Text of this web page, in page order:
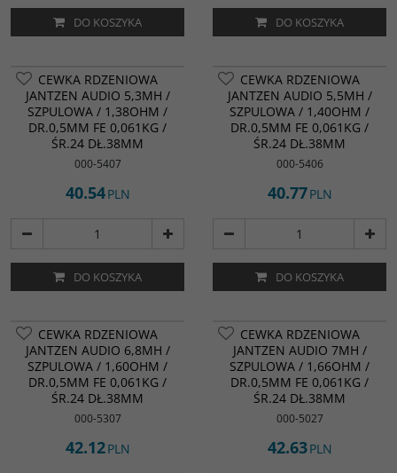
DO KOSZYKA DO KOSZYKA
CEWKA RDZENIOWA
JANTZEN AUDIO 5,3MH /
SZPULOWA / 1,38OHM /
DR.0,5MM FE 0,061KG /
ŚR.24 DŁ.38MM
000-5407
40.54PLN
DO KOSZYKA
CEWKA RDZENIOWA
JANTZEN AUDIO 5,5MH /
SZPULOWA / 1,40OHM /
DR.0,5MM FE 0,061KG /
ŚR.24 DŁ.38MM
000-5406
40.77PLN
DO KOSZYKA
CEWKA RDZENIOWA
JANTZEN AUDIO 6,8MH /
SZPULOWA / 1,60OHM /
DR.0,5MM FE 0,061KG /
ŚR.24 DŁ.38MM
000-5307
42.12PLN
CEWKA RDZENIOWA
JANTZEN AUDIO 7MH /
SZPULOWA / 1,66OHM /
DR.0,5MM FE 0,061KG /
ŚR.24 DŁ.38MM
000-5027
42.63PLN